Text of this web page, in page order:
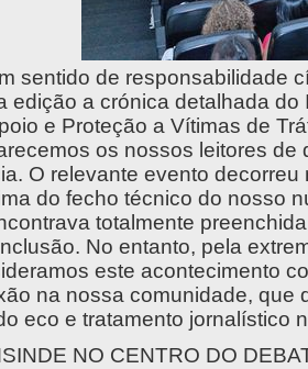
sentido de responsabilidade
edição a crónica detalhada
e Proteção a Vítimas de
os nossos leitores
O relevante evento
do fecho técnico do nosso
totalmente
No entanto, pela
este acontecimento
na nossa comunidade, que
eco e tratamento jornalístico
NO CENTRO DO